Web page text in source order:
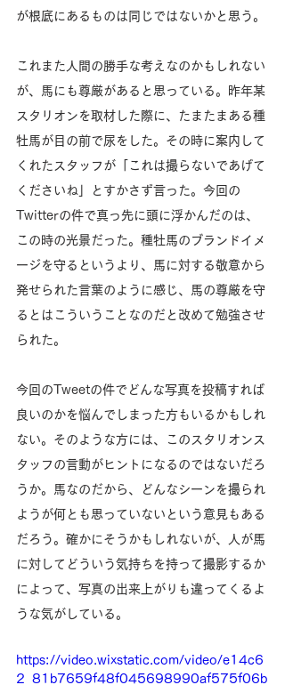
が根底にあるものは同じではないかと思う。
これまた人間の勝手な考えなのかもしれない
が、馬にも尊厳があると思っている。昨年某
スタリオンを取材した際に、たまたまある種
牡馬が目の前で尿をした。その時に案内して
くれたスタッフが「これは撮らないであげて
くださいね」とすかさず言った。今回の
Twitterの件で真っ先に頭に浮かんだのは、
この時の光景だった。種牡馬のブランドイメ
ージを守るというより、馬に対する敬意から
発せられた言葉のように感じ、馬の尊厳を守
るとはこういうことなのだと改めて勉強させ
られた。
今回のTweetの件でどんな写真を投稿すれば
良いのかを悩んでしまった方もいるかもしれ
ない。そのような方には、このスタリオンス
タッフの言動がヒントになるのではないだろ
うか。馬なのだから、どんなシーンを撮られ
ようが何とも思っていないという意見もある
だろう。確かにそうかもしれないが、人が馬
に対してどういう気持ちを持って撮影するか
によって、写真の出来上がりも違ってくるよ
うな気がしている。
https://video.wixstatic.com/video/e14c6
2_81b7659f48f045698990af575f06b